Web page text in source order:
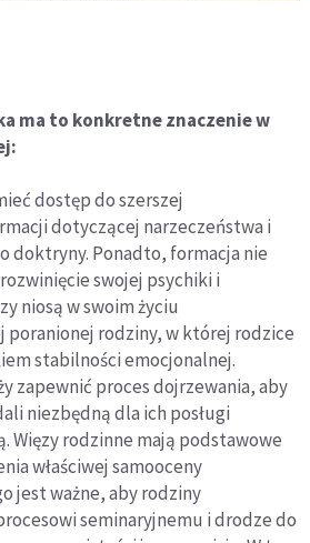
ma to konkretne znaczenie w
dostęp do szerszej
dotyczącej narzeczeństwa i
doktryny. Ponadto, formacja nie
swojej psychiki i
niosą w swoim życiu
poranionej rodziny, w której rodzice
stabilności emocjonalnej.
zapewnić proces dojrzewania, aby
niezbędną dla ich posługi
Więzy rodzinne mają podstawowe
właściwej samooceny
jest ważne, aby rodziny
seminaryjnemu i drodze do